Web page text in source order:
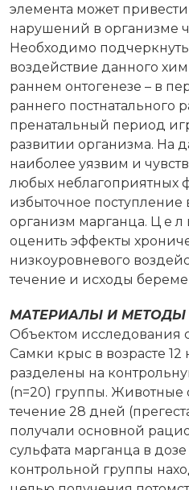
элемента может
нарушений в организме
Необходимо
воздействие данного
раннем онтогенезе – в
раннего постнатального
пренатальный период
развитии организма. На
наиболее уязвим и
любых неблагоприятных
избыточное поступление
организм марганца. Ц е л
оценить эффекты
низкоуровневого
течение и исходы
МАТЕРИАЛЫ И МЕТОДЫ
Объектом исследования
Самки крыс в возрасте
разделены на
(n=20) группы. Животные
течение 28 дней
получали основной
сульфата марганца в
контрольной группы